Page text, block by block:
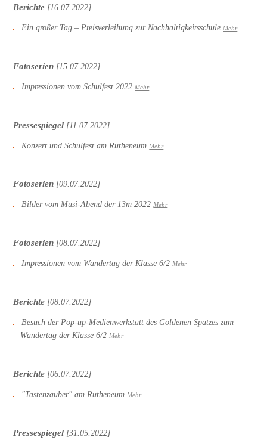
Berichte [16.07.2022]
Ein großer Tag – Preisverleihung zur Nachhaltigkeitsschule Mehr
Fotoserien [15.07.2022]
Impressionen vom Schulfest 2022 Mehr
Pressespiegel [11.07.2022]
Konzert und Schulfest am Rutheneum Mehr
Fotoserien [09.07.2022]
Bilder vom Musi-Abend der 13m 2022 Mehr
Fotoserien [08.07.2022]
Impressionen vom Wandertag der Klasse 6/2 Mehr
Berichte [08.07.2022]
Besuch der Pop-up-Medienwerkstatt des Goldenen Spatzes zum
Wandertag der Klasse 6/2 Mehr
Berichte [06.07.2022]
"Tastenzauber" am Rutheneum Mehr
Pressespiegel [31.05.2022]